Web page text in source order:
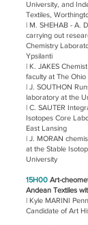
University, and
Textiles,
| M. SHEHAB - A.
carrying out
Chemistry
Ypsilanti
| K. JAKES
faculty at The
| J. SOUTHON
laboratory at the
| C. SAUTER
Isotopes Core
East Lansing
| J. MORAN
at the Stable
University
15H00 Art-
Andean Textiles
| Kyle MARINI
Candidate of Art